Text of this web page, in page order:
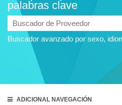
palabras clave
Buscador
de
Proveedor
Buscador avanzado por sexo,
ADICIONAL NAVEGACIÓN